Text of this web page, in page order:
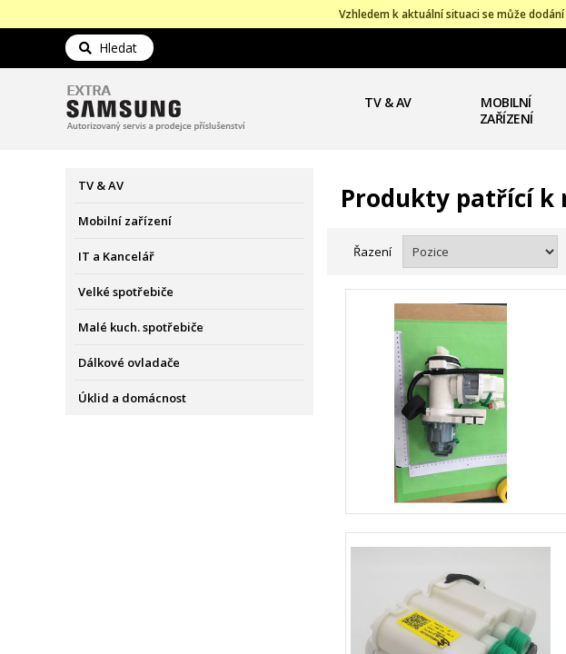
Vzhledem k aktuální situaci se může
Hledat
TV & AV
MOBILNÍ
ZAŘÍZENÍ
TV & AV
Mobilní zařízení
IT a Kancelář
Velké spotřebiče
Malé kuch. spotřebiče
Dálkové ovladače
Úklid a domácnost
Produkty patřící k
Řazení